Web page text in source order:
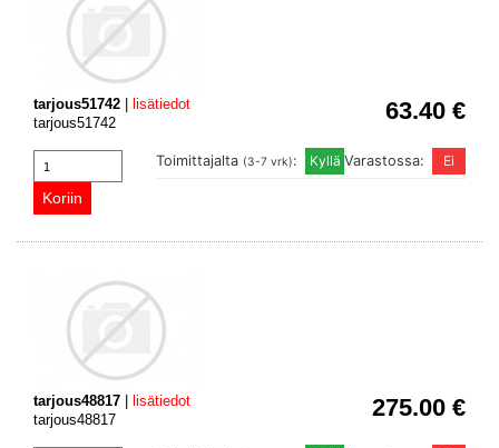
63.40 €
tarjous51742
lisätiedot
tarjous51742
Varastossa:
Toimittajalta (3-7 vrk):
275.00 €
tarjous48817
lisätiedot
tarjous48817